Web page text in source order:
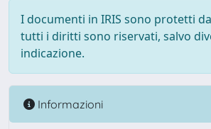
I documenti in IRIS sono protetti
tutti i diritti sono riservati, salvo
indicazione.
Informazioni